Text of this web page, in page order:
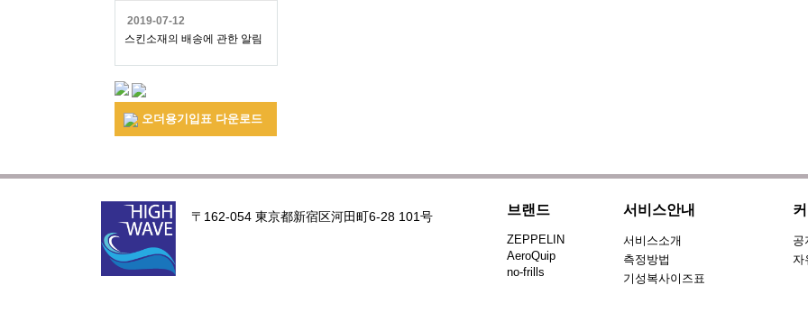
2019-07-12
스킨소재의 배송에 관한 알림
오더용기입표 다운로드
〒162-054 東京都新宿区河田町6-28 101号 브랜드
ZEPPELIN
AeroQuip
no-frills
서비스안내
서비스소개
측정방법
기성복사이즈표
공
자